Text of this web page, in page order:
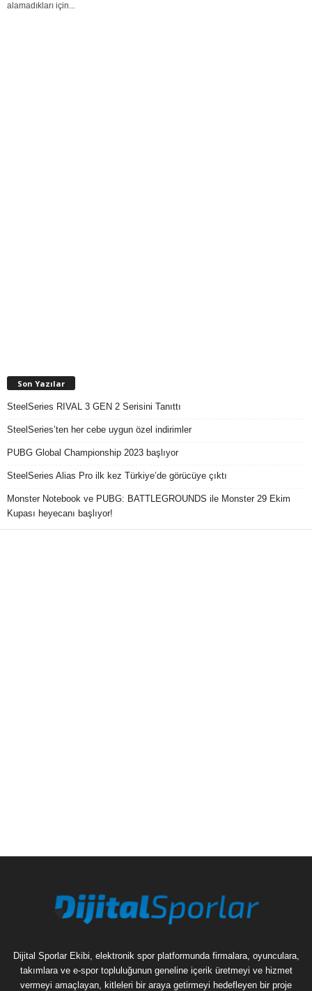
alamadıkları için...
Son Yazılar
SteelSeries RIVAL 3 GEN 2 Serisini Tanıttı
SteelSeries’ten her cebe uygun özel indirimler
PUBG Global Championship 2023 başlıyor
SteelSeries Alias Pro ilk kez Türkiye’de görücüye çıktı
Monster Notebook ve PUBG: BATTLEGROUNDS ile Monster 29 Ekim
Kupası heyecanı başlıyor!
Dijital Sporlar Ekibi, elektronik spor platformunda firmalara, oyunculara,
takımlara ve e-spor topluluğunun geneline içerik üretmeyi ve hizmet
vermeyi amaçlayan, kitleleri bir araya getirmeyi hedefleyen bir proje